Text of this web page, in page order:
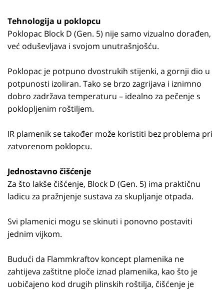
Tehnologija u poklopcu
Poklopac Block D (Gen. 5) nije samo vizualno dorađen,
već oduševljava i svojom unutrašnjošću.
Poklopac je potpuno dvostrukih stijenki, a gornji dio u
potpunosti izoliran. Tako se brzo zagrijava i iznimno
dobro zadržava temperaturu – idealno za pečenje s
poklopljenim roštiljem.
IR plamenik se također može koristiti bez problema pri
zatvorenom poklopcu.
Jednostavno čišćenje
Za što lakše čišćenje, Block D (Gen. 5) ima praktičnu
ladicu za pražnjenje sustava za skupljanje otpada.
Svi plamenici mogu se skinuti i ponovno postaviti
jednim vijkom.
Budući da Flammkraftov koncept plamenika ne
zahtijeva zaštitne ploče iznad plamenika, kao što je
uobičajeno kod drugih plinskih roštilja, čišćenje je